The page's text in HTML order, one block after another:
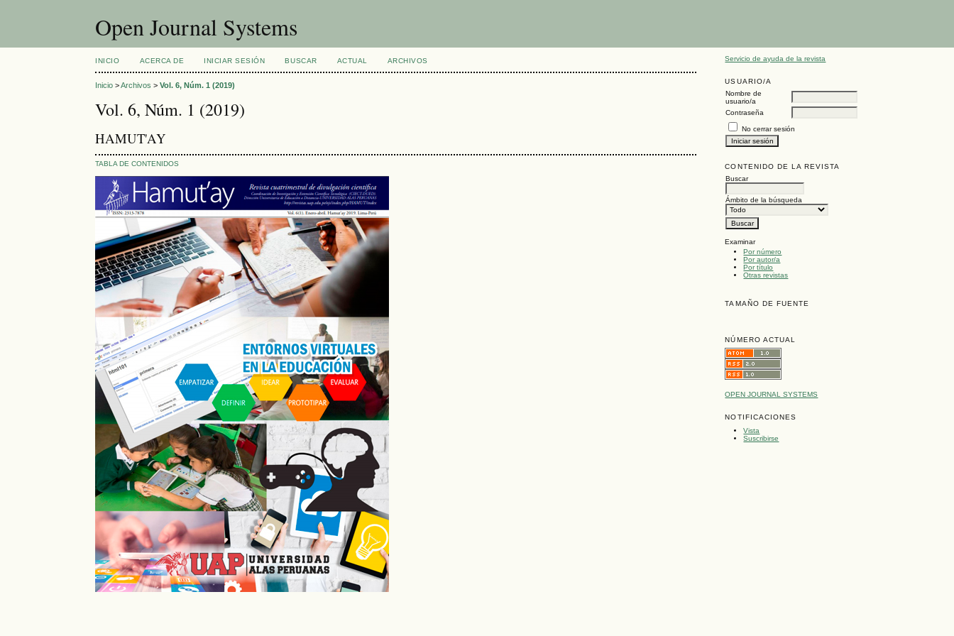
Open Journal Systems
Servicio de ayuda de la revista
USUARIO/A
Nombre de
usuario/a
Contraseña
No cerrar sesión
CONTENIDO DE LA REVISTA
Buscar
Ámbito de la búsqueda
Examinar
Por número
Por autor/a
Por título
Otras revistas
TAMAÑO DE FUENTE
NÚMERO ACTUAL
OPEN JOURNAL SYSTEMS
NOTIFICACIONES
Vista
Suscribirse
INICIO ACERCA DE INICIAR SESIÓN BUSCAR ACTUAL ARCHIVOS
Inicio >Archivos >Vol. 6, Núm. 1 (2019)
Vol. 6, Núm. 1 (2019)
HAMUT'AY
TABLA DE CONTENIDOS